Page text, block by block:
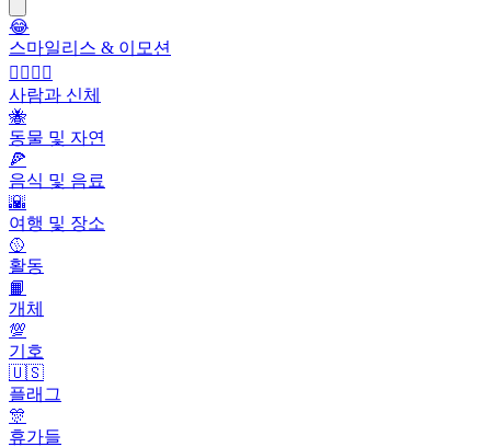
😂
스마일리스 & 이모션
👩‍❤️‍💋‍👨
사람과 신체
🐝
동물 및 자연
🍕
음식 및 음료
🌇
여행 및 장소
🥎
활동
📙
개체
💯
기호
🇺🇸
플래그
🎊
휴가들